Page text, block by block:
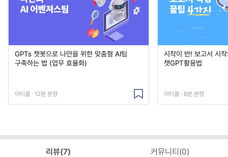
GPTs 챗봇으로 나만을 위한 맞춤형 AI팀
구축하는 법 (업무 효율화)
아티클 · 12분 분량
시작이 반! 보고서 시
챗GPT활용법
아티클 · 8분 분량
리뷰(7) 커뮤니티(0)